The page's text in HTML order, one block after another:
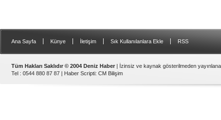
Ana Sayfa Künye İletişim Sık Kullanılanlara Ekle RSS
Tüm Hakları Saklıdır © 2004 Deniz Haber | İzinsiz ve kaynak gösterilmeden
Tel : 0544 880 87 87 | Haber Scripti: CM Bilişim